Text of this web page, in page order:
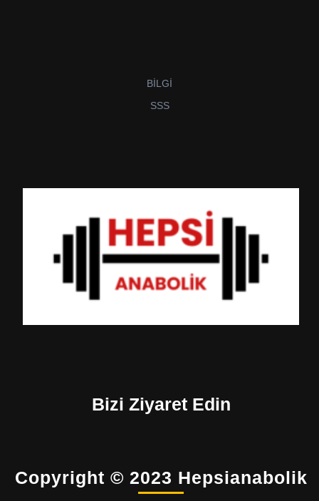
BİLGİ
SSS
Bizi Ziyaret Edin
Copyright © 2023 Hepsianabolik